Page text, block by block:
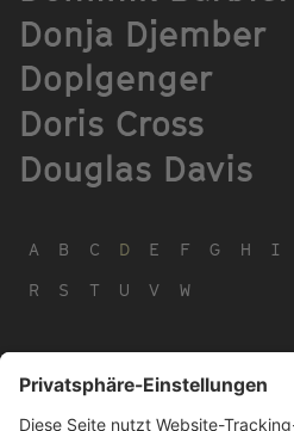
Donja Djember
Doplgenger
Doris Cross
Douglas Davis
A B C D E F G H I
R
S T U V W